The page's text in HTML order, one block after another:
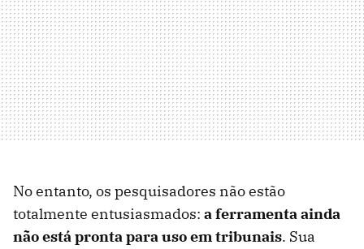
No entanto, os pesquisadores não estão
totalmente entusiasmados: a ferramenta ainda
não está pronta para uso em tribunais. Sua